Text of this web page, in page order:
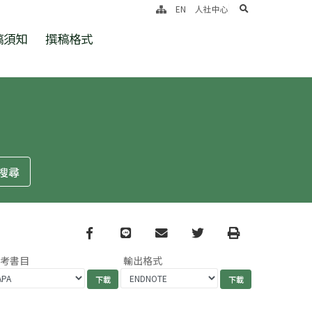
知 撰稿格式
EN 人社中心 search
Facebook
line email TwitterPrint
書目 輸出格式